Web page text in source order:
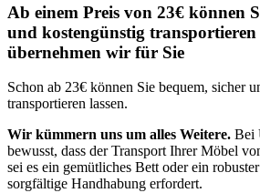
Ab einem Preis von 23€ können
und kostengünstig transportieren
übernehmen wir für Sie
Schon ab 23€ können Sie bequem, sicher
transportieren lassen.
Wir kümmern uns um alles Weitere. Bei
bewusst, dass der Transport Ihrer Möbel
sei es ein gemütliches Bett oder ein
sorgfältige Handhabung erfordert.